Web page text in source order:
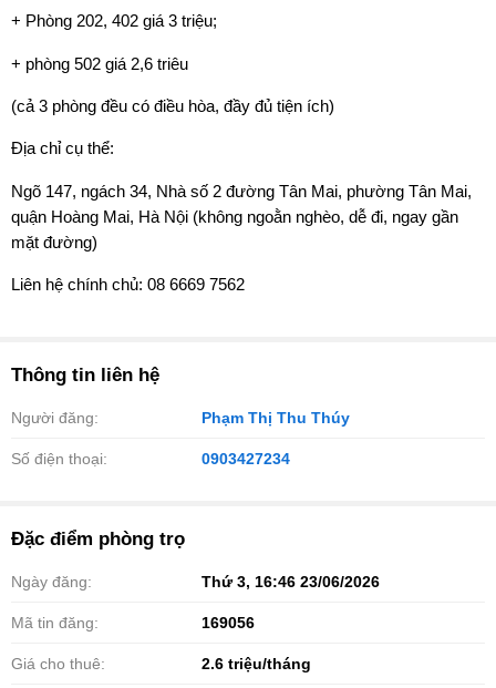
+ Phòng 202, 402 giá 3 triệu;
+ phòng 502 giá 2,6 triêu
(cả 3 phòng đều có điều hòa, đầy đủ tiện ích)
Địa chỉ cụ thể:
Ngõ 147, ngách 34, Nhà số 2 đường Tân Mai, phường Tân Mai,
quận Hoàng Mai, Hà Nội (không ngoằn nghèo, dễ đi, ngay gần
mặt đường)
Liên hệ chính chủ: 08 6669 7562
Thông tin liên hệ
Người đăng: Phạm Thị Thu Thúy
Số điện thoại: 0903427234
Đặc điểm phòng trọ
Ngày đăng: Thứ 3, 16:46 23/06/2026
Mã tin đăng: 169056
Giá cho thuê: 2.6 triệu/tháng